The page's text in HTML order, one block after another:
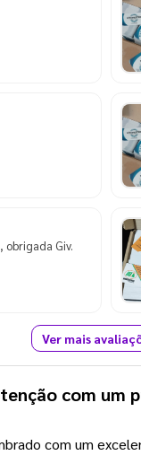
Giv.
Ver mais
com um
com um